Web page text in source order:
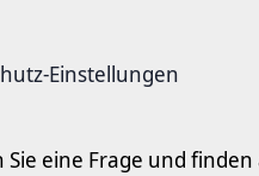
Einstellungen
Sie eine Frage und